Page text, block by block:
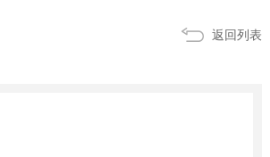
返回列表